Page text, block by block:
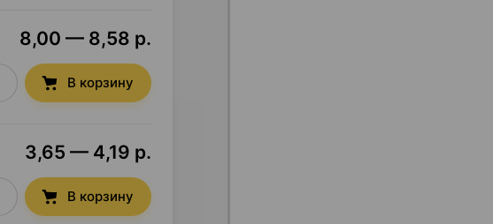
8,00 — 8,58 р.
В корзину
3,65 — 4,19 р.
В корзину